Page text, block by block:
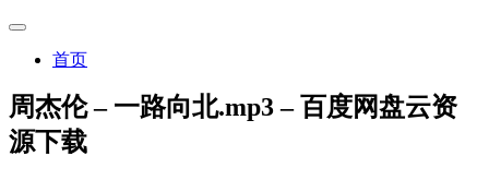
首页
周杰伦 – 一路向北.mp3 – 百度网盘云资
源下载